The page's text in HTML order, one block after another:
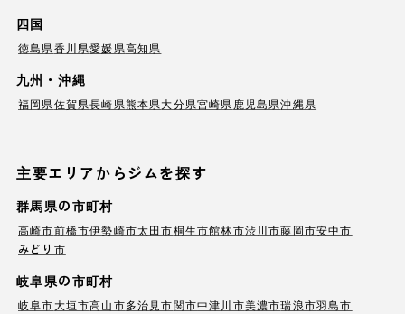
四国
徳島県香川県愛媛県高知県
九州・沖縄
福岡県佐賀県長崎県熊本県大分県宮崎県 鹿児島県沖縄県
主要エリアからジムを探す
群馬県の市町村
高崎市前橋市伊勢崎市太田市桐生市館林市渋川市藤岡市安中市
みどり市
岐阜県の市町村
岐阜市大垣市高山市多治見市関市中津川市美濃市瑞浪市羽島市